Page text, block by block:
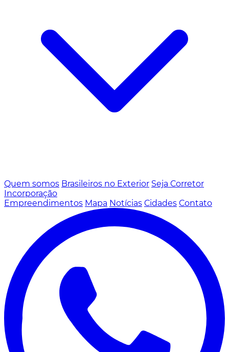
Quem somos Brasileiros no Exterior Seja Corretor
Incorporação
Empreendimentos Mapa Notícias Cidades Contato